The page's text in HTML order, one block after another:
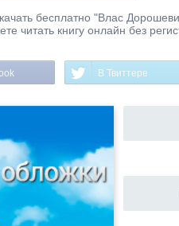
бесплатно "Влас
читать книгу онлайн без
В Твиттере